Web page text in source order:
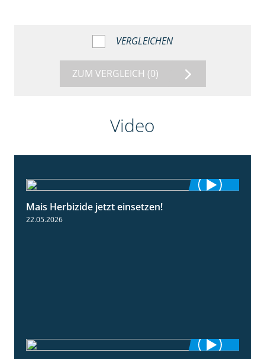
VERGLEICHEN
ZUM VERGLEICH (0)
Video
Mais Herbizide jetzt einsetzen!
22.05.2026